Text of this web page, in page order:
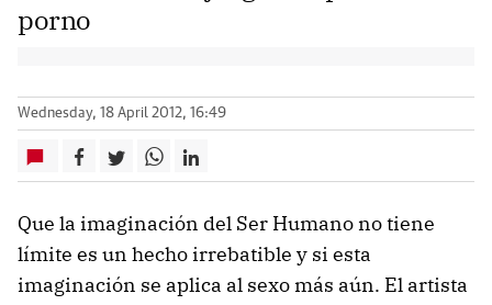
porno
Wednesday, 18 April 2012, 16:49
Que la imaginación del Ser Humano no tiene
límite es un hecho irrebatible y si esta
imaginación se aplica al sexo más aún. El artista